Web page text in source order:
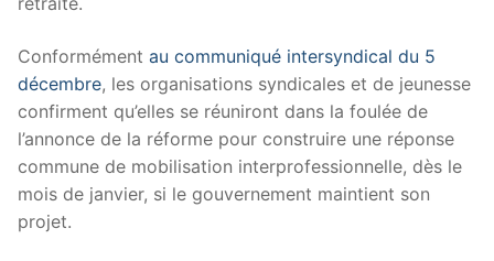
Conformément au communiqué intersyndical du 5
décembre, les organisations syndicales et de jeunesse
confirment qu’elles se réuniront dans la foulée de
l’annonce de la réforme pour construire une réponse
commune de mobilisation interprofessionnelle, dès le
mois de janvier, si le gouvernement maintient son
projet.